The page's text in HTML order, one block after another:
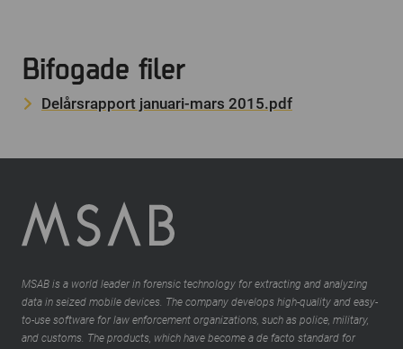
Bifogade filer
Delårsrapport januari-mars 2015.pdf
MSAB is a world leader in forensic technology for extracting and analyzing
data in seized mobile devices. The company develops high-quality and easy-
to-use software for law enforcement organizations, such as police, military,
and customs. The products, which have become a de facto standard for